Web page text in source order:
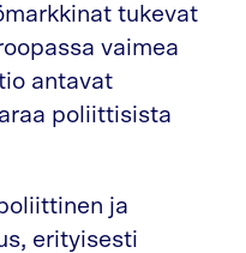
tukevat
vaimea
antavat
poliittisista
ja
erityisesti